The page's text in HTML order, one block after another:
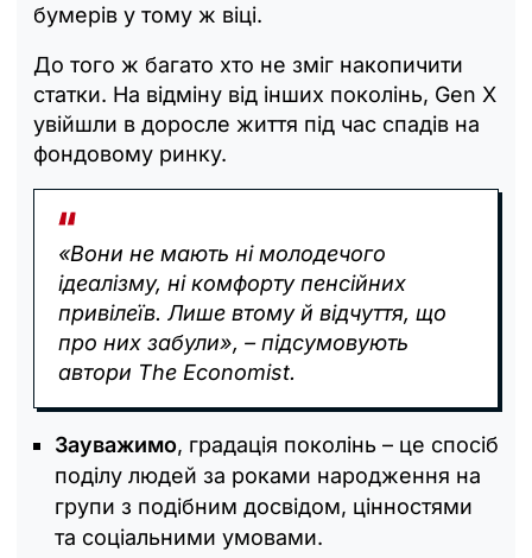
бумерів у тому ж віці.
До того ж багато хто не зміг накопичити
статки. На відміну від інших поколінь, Gen X
увійшли в доросле життя під час спадів на
фондовому ринку.
«Вони не мають ні молодечого
ідеалізму, ні комфорту пенсійних
привілеїв. Лише втому й відчуття, що
про них забули», – підсумовують
автори The Economist.
Зауважимо, градація поколінь – це спосіб
поділу людей за роками народження на
групи з подібним досвідом, цінностями
та соціальними умовами.